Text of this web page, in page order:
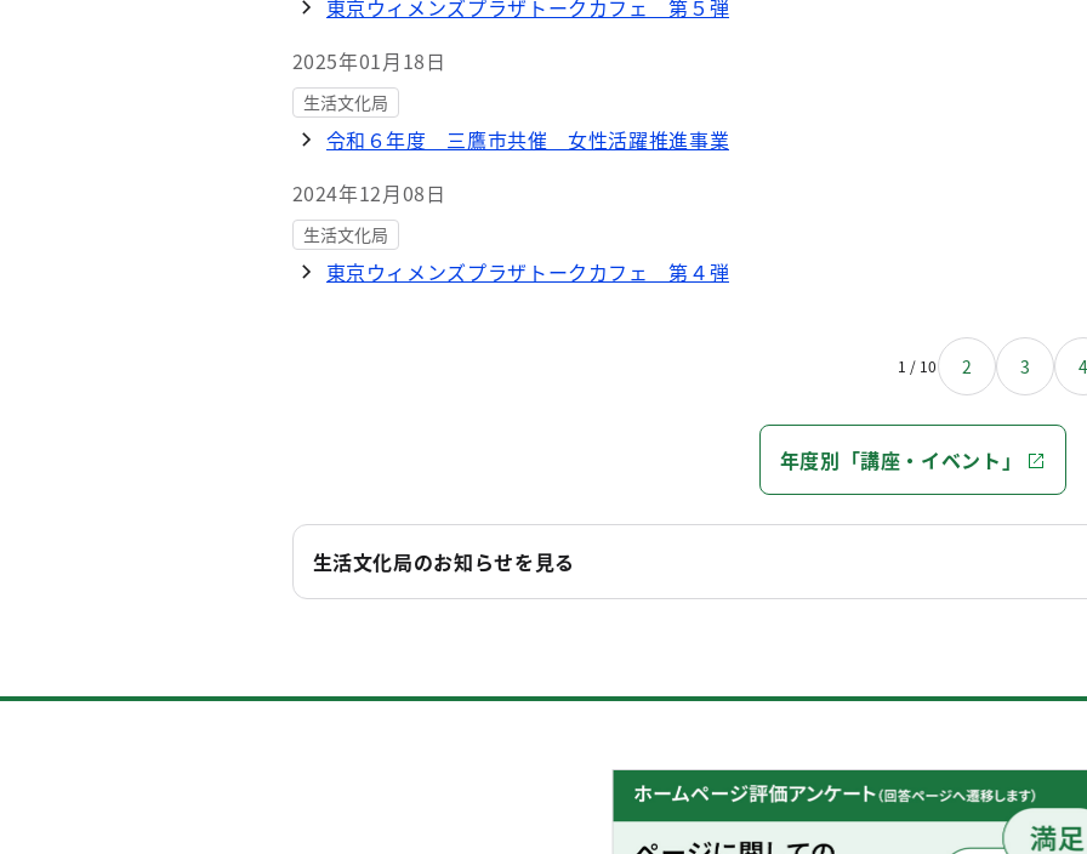
東京ウィメンズプラザトークカフェ 第５弾
2025年01月18日
生活文化局
令和６年度 三鷹市共催 女性活躍推進事業
2024年12月08日
生活文化局
東京ウィメンズプラザトークカフェ 第４弾
1 / 10 2 3 4
年度別「講座・イベント」
生活文化局のお知らせを見る